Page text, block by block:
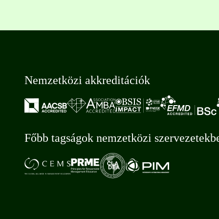
Nemzetközi akkreditációk
Főbb tagságok nemzetközi